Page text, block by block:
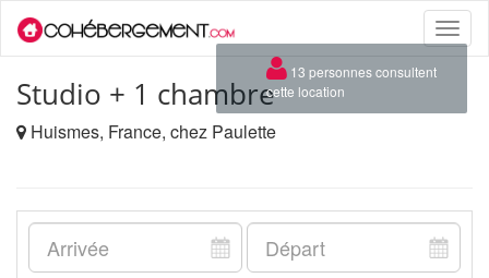
Toggle
Studio + 1 chambre
Huismes, France, chez Paulette
×
13 personnes consultent
cette location